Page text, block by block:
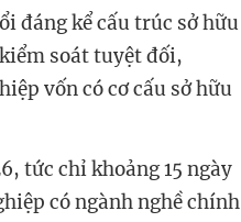
đáng kể cấu trúc sở hữu
soát tuyệt đối,
vốn có cơ cấu sở hữu
tức chỉ khoảng 15 ngày
có ngành nghề chính